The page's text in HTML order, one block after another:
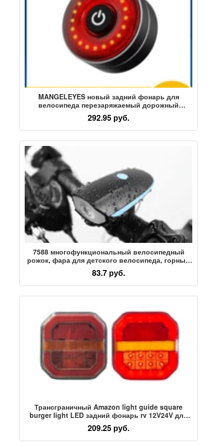
MANGELEYES новый задний фонарь для
велосипеда перезаряжаемый дорожный
горный велосипед для ночной езды умный
датчик тормоза для верховой езды
292.95 руб.
7588 многофункциональный велосипедный
рожок, фара для детского велосипеда, горный
велосипед, дорожный велосипед, легкое
снаряжение для верховой езды
83.7 руб.
Трансграничный Amazon light guide square
burger light LED задний фонарь rv 12V24V для
грузовика электронный задний фонарь для
грузовика
209.25 руб.